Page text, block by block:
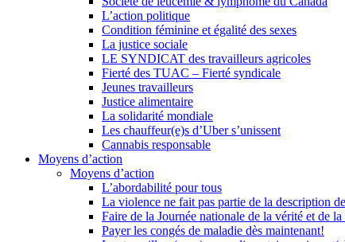
L’action politique
Condition féminine et égalité des sexes
La justice sociale
LE SYNDICAT des travailleurs agricoles
Fierté des TUAC – Fierté syndicale
Jeunes travailleurs
Justice alimentaire
La solidarité mondiale
Les chauffeur(e)s d’Uber s’unissent
Cannabis responsable
Moyens d’action
Moyens d’action
L’abordabilité pour tous
La violence ne fait pas partie de la description
Faire de la Journée nationale de la vérité et de
Payer les congés de maladie dès maintenant!